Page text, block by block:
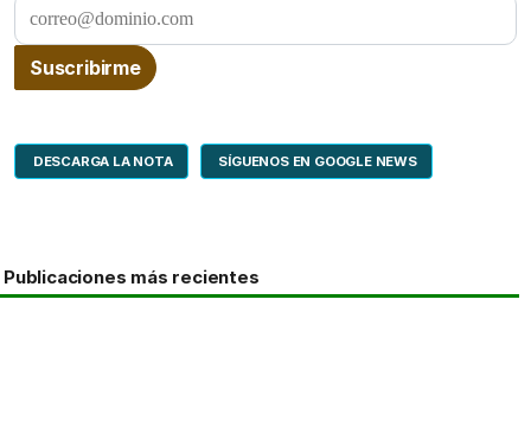
DESCARGA LA NOTA SÍGUENOS EN GOOGLE NEWS
Publicaciones más recientes